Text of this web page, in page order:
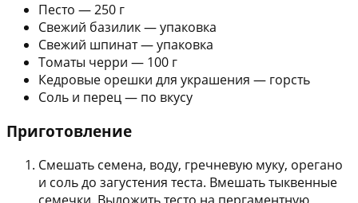
Песто — 250 г
Свежий базилик — упаковка
Свежий шпинат — упаковка
Томаты черри — 100 г
Кедровые орешки для украшения — горсть
Соль и перец — по вкусу
Приготовление
Смешать семена, воду, гречневую муку, орегано
и соль до загустения теста. Вмешать тыквенные